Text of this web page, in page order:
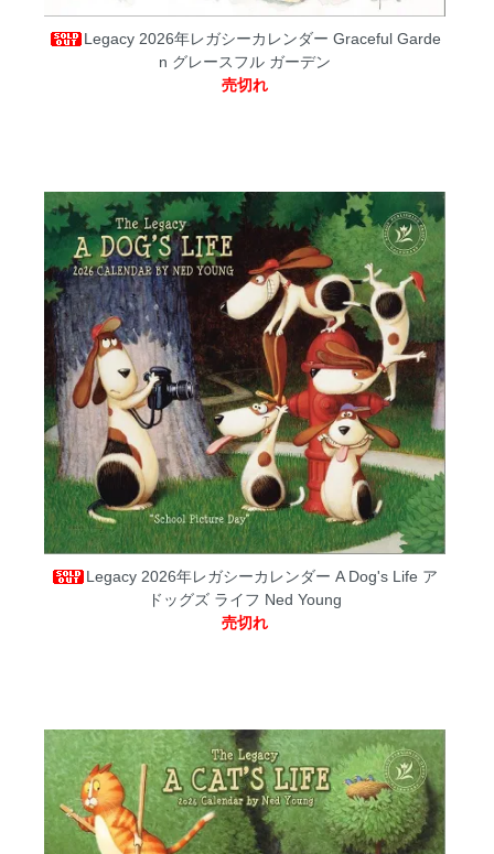
Legacy 2026年レガシーカレンダー Graceful Garde
n グレースフル ガーデン
売切れ
Legacy 2026年レガシーカレンダー A Dog's Life ア
ドッグズ ライフ Ned Young
売切れ